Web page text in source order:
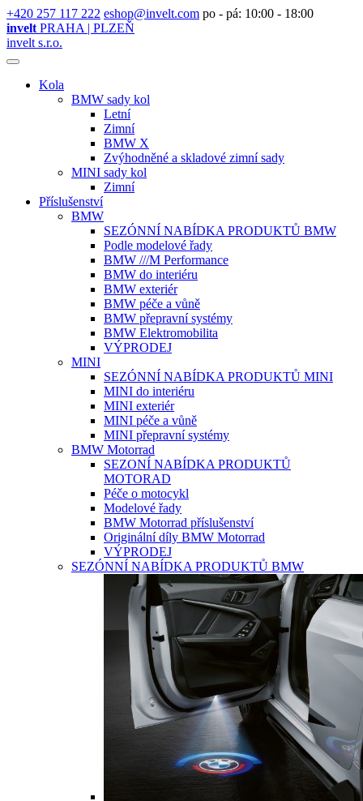
+420 257 117 222 eshop@invelt.com po - pá: 10:00 - 18:00
invelt PRAHA | PLZEŇ
invelt s.r.o.
Kola
BMW sady kol
Letní
Zimní
BMW X
Zvýhodněné a skladové zimní sady
MINI sady kol
Zimní
Příslušenství
BMW
SEZÓNNÍ NABÍDKA PRODUKTŮ BMW
Podle modelové řady
BMW ///M Performance
BMW do interiéru
BMW exteriér
BMW péče a vůně
BMW přepravní systémy
BMW Elektromobilita
VÝPRODEJ
MINI
SEZÓNNÍ NABÍDKA PRODUKTŮ MINI
MINI do interiéru
MINI exteriér
MINI péče a vůně
MINI přepravní systémy
BMW Motorrad
SEZONÍ NABÍDKA PRODUKTŮ
MOTORAD
Péče o motocykl
Modelové řady
BMW Motorrad příslušenství
Originální díly BMW Motorrad
VÝPRODEJ
SEZÓNNÍ NABÍDKA PRODUKTŮ BMW